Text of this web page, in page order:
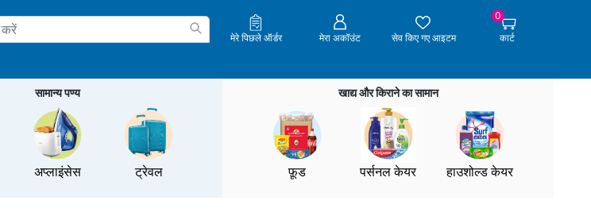
मेरे पिछले ऑर्डर मेरा अकॉउंट सेव किए गए आइटम
0
कार्ट
सामान्य पण्य
अप्लाइंसेस ट्रेवल
खाद्य और किराने का सामान
फ़ूड पर्सनल केयर हाउशोल्ड केयर